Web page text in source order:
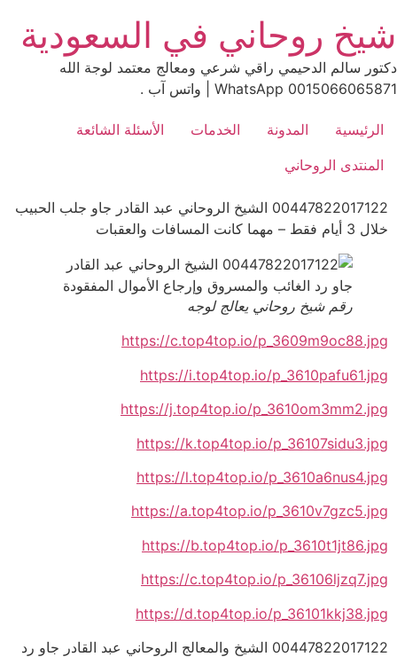
to
content
شيخ روحاني في السعودية
دكتور سالم الدحيمي راقي شرعي ومعالج معتمد لوجة الله
0015066065871 WhatsApp | واتس آب .
الرئيسية المدونة الخدمات
الأسئلة الشائعة
المنتدى الروحاني
00447822017122 الشيخ الروحاني عبد القادر جاو جلب الحبيب
خلال 3 أيام فقط – مهما كانت المسافات والعقبات
رقم شيخ روحاني يعالج لوجه
https://c.top4top.io/p_3609m9oc88.jpg
https://i.top4top.io/p_3610pafu61.jpg
https://j.top4top.io/p_3610om3mm2.jpg
https://k.top4top.io/p_36107sidu3.jpg
https://l.top4top.io/p_3610a6nus4.jpg
https://a.top4top.io/p_3610v7gzc5.jpg
https://b.top4top.io/p_3610t1jt86.jpg
https://c.top4top.io/p_36106ljzq7.jpg
https://d.top4top.io/p_36101kkj38.jpg
00447822017122 الشيخ والمعالج الروحاني عبد القادر جاو رد